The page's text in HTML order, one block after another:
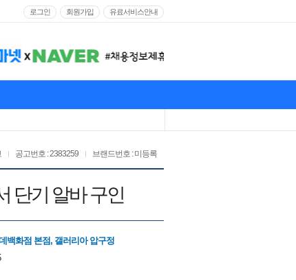
로그인 회원가입 유료서비스안내
브랜드번호 : 미등록
공고번호 : 2383259
단기 알바 구인
백화점 본점, 갤러리아 압구정